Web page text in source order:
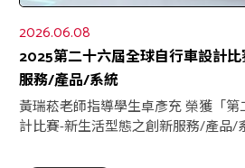
2026.06.08
2025第二十六屆全球自行車設計
服務/產品/系統
黃瑞菘老師指導學生卓彥充 榮獲「
計比賽-新生活型態之創新服務/產品/